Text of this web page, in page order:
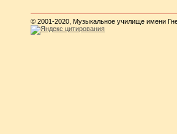
© 2001-2020, Музыкальное училище имени